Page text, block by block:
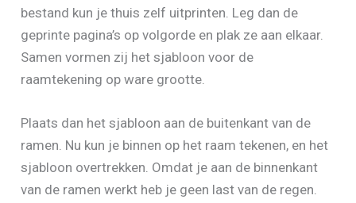
bestand kun je thuis zelf uitprinten. Leg dan de
geprinte pagina’s op volgorde en plak ze aan elkaar.
Samen vormen zij het sjabloon voor de
raamtekening op ware grootte.
Plaats dan het sjabloon aan de buitenkant van de
ramen. Nu kun je binnen op het raam tekenen, en het
sjabloon overtrekken. Omdat je aan de binnenkant
van de ramen werkt heb je geen last van de regen.